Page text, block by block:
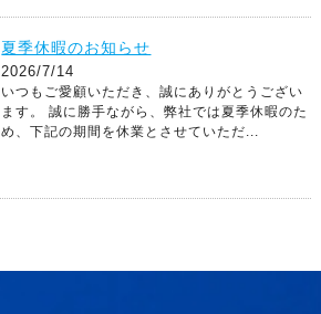
夏季休暇のお知らせ
2026/7/14
いつもご愛顧いただき、誠にありがとうござい
ます。 誠に勝手ながら、弊社では夏季休暇のた
め、下記の期間を休業とさせていただ...